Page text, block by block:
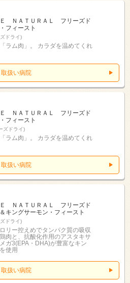
Ｅ ＮＡＴＵＲＡＬ フリーズド
フィースト
ドライ)
ラム肉」。 カラダを温めてくれ
取扱い病院
Ｅ ＮＡＴＵＲＡＬ フリーズド
フィースト
ドライ)
ラム肉」。 カラダを温めてくれ
取扱い病院
Ｅ ＮＡＴＵＲＡＬ フリーズド
キングサーモン・フィースト
ドライ)
リー控えめでタンパク質の吸収
肉と、抗酸化作用のアスタキサ
ガ3(EPA・DHA)が豊富なキン
使用
取扱い病院